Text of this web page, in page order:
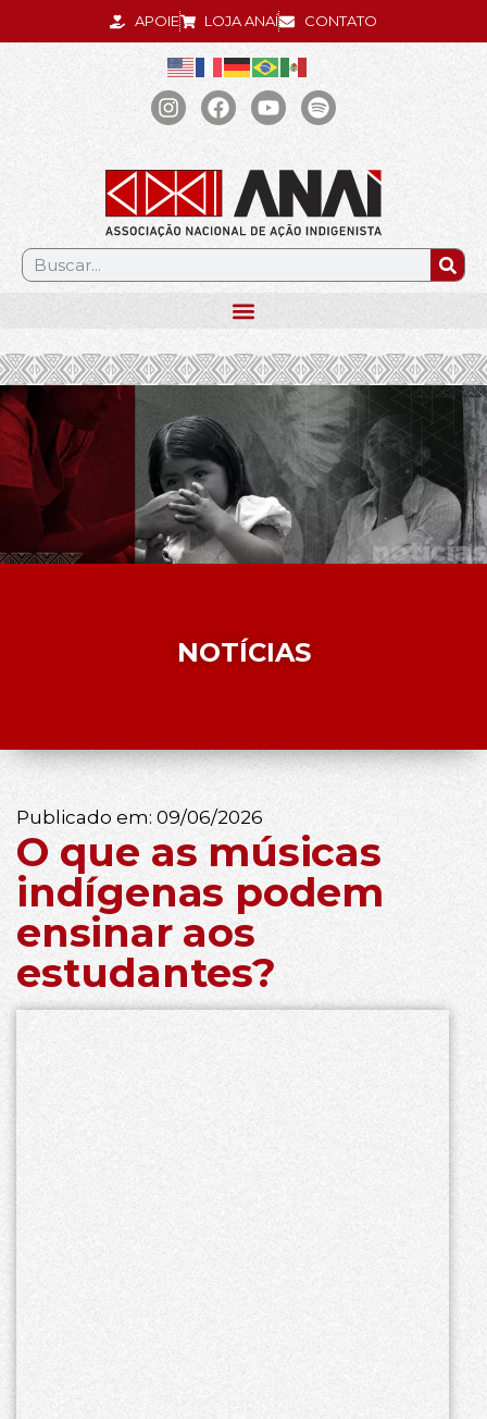
APOIE LOJA ANAÍ CONTATO
.
NOTÍCIAS
Publicado em: 09/06/2026
O que as músicas
indígenas podem
ensinar aos
estudantes?